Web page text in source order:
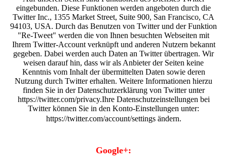
eingebunden. Diese Funktionen werden angeboten durch die
Twitter Inc., 1355 Market Street, Suite 900, San Francisco, CA
94103, USA. Durch das Benutzen von Twitter und der Funktion
"Re-Tweet" werden die von Ihnen besuchten Webseiten mit
Ihrem Twitter-Account verknüpft und anderen Nutzern bekannt
gegeben. Dabei werden auch Daten an Twitter übertragen. Wir
weisen darauf hin, dass wir als Anbieter der Seiten keine
Kenntnis vom Inhalt der übermittelten Daten sowie deren
Nutzung durch Twitter erhalten. Weitere Informationen hierzu
finden Sie in der Datenschutzerklärung von Twitter unter
https://twitter.com/privacy.Ihre Datenschutzeinstellungen bei
Twitter können Sie in den Konto-Einstellungen unter:
https://twitter.com/account/settings ändern.
Google+: